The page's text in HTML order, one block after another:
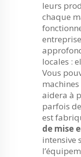
leurs
chaque
locales :
Vous
aidera à
parfois
est
de mise
intensive